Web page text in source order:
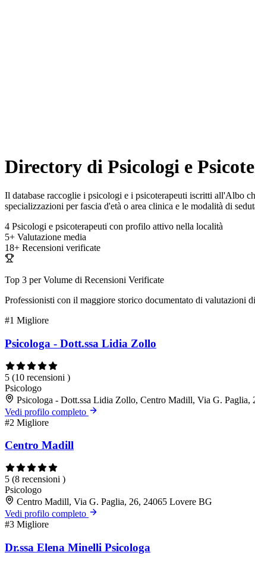
Directory di Psicologi e
Il database raccoglie i psicologi e i psicoterapeuti iscritti
specializzazioni per fascia d'età o area clinica e le modalità di
4 Psicologi e psicoterapeuti con profilo attivo nella località
5+ Valutazione media
18+ Recensioni verificate
Top 3 per Volume di Recensioni Verificate
Professionisti con il maggiore storico documentato di valutazioni
#1 Migliore
Psicologa - Dott.ssa Lidia Zollo
5 (10 recensioni )
Psicologo
Psicologa - Dott.ssa Lidia Zollo, Centro Madill, Via G. Paglia,
Vedi profilo completo
#2 Migliore
Centro Madill
5 (8 recensioni )
Psicologo
Centro Madill, Via G. Paglia, 26, 24065 Lovere BG
Vedi profilo completo
#3 Migliore
Dr.ssa Elena Minelli Psicologa